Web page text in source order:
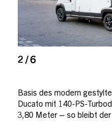
2 / 6
Basis des modern
Ducato mit 140-PS-
3,80 Meter – so bleibt der